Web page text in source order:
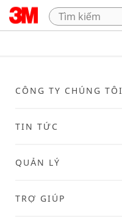
CÔNG TY CHÚNG TÔI
TIN TỨC
QUẢN LÝ
TRỢ GIÚP